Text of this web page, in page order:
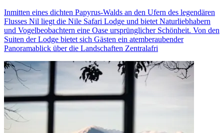
Inmitten eines dichten Papyrus-Walds an den Ufern des legendären
Flusses Nil liegt die Nile Safari Lodge und bietet Naturliebhabern
und Vogelbeobachtern eine Oase ursprünglicher Schönheit. Von den
Suiten der Lodge bietet sich Gästen ein atemberaubender
Panoramablick über die Landschaften Zentralafri